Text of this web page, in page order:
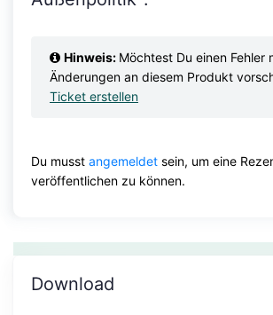
Hinweis: Möchtest Du einen Fehler
Änderungen an diesem Produkt
Ticket erstellen
Du musst angemeldet sein, um eine
veröffentlichen zu können.
Download